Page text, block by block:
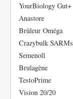
YourBiology Gut+
Anastore
Brûleur Oméga
Crazybulk SARMs
Semenoll
Brulagène
TestoPrime
Vision 20/20